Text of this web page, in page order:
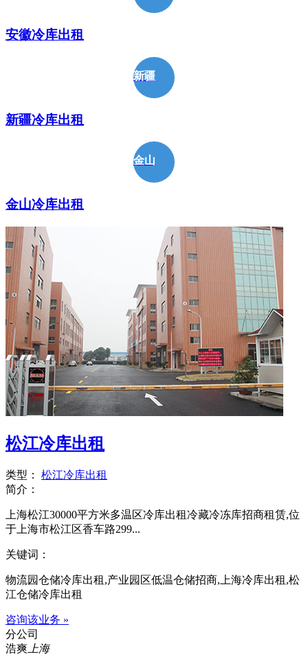
安徽冷库出租
新疆
新疆冷库出租
金山
金山冷库出租
松江冷库出租
类型：
松江冷库出租
简介：
上海松江30000平方米多温区冷库出租冷藏冷冻库招商租赁,位
于上海市松江区香车路299...
关键词：
物流园仓储冷库出租,产业园区低温仓储招商,上海冷库出租,松
江仓储冷库出租
咨询该业务 »
分公司
浩爽 上海